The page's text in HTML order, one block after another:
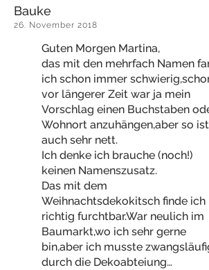
Bauke
26. November 2018
Guten Morgen Martina,
das mit den mehrfach Namen
ich schon immer
vor längerer Zeit war ja mein
Vorschlag einen Buchstaben
Wohnort anzuhängen,aber so
auch sehr nett.
Ich denke ich brauche (noch!)
keinen Namenszusatz.
Das mit dem
Weihnachtsdekokitsch finde ich
richtig furchtbar.War neulich im
Baumarkt,wo ich sehr gerne
bin,aber ich musste
durch die Dekoabteiung…